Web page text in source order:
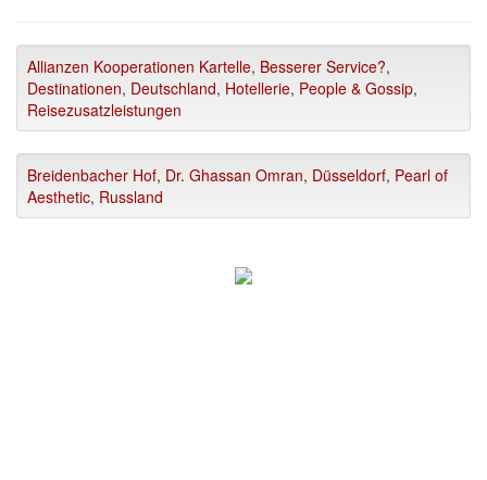
Allianzen Kooperationen Kartelle, Besserer Service?,
Destinationen, Deutschland, Hotellerie, People & Gossip,
Reisezusatzleistungen
Breidenbacher Hof, Dr. Ghassan Omran, Düsseldorf, Pearl of
Aesthetic, Russland